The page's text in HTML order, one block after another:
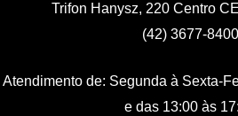
Trifon Hanysz, 220 Centro
(42) 3677-8400
Atendimento de: Segunda à Sexta-
e das 13:00 às